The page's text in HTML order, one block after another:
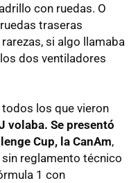
con ruedas. O
traseras
si algo llamaba
dos ventiladores
los que vieron
volaba. Se presentó
Cup, la CanAm,
reglamento técnico
1 con